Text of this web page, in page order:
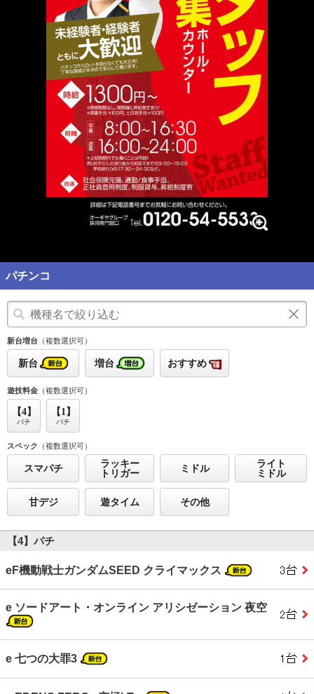
パチンコ
新台増台 （複数選択可）
新台 増台 おすすめ
遊技料金 （複数選択可）
【4】
パチ
【1】
パチ
スペック （複数選択可）
スマパチ
ラッキー
トリガー
ミドル
ライト
ミドル
甘デジ 遊タイム その他
【4】パチ
eF機動戦士ガンダムSEED クライマックス
e ソードアート・オンライン アリシゼーション 夜空
e 七つの大罪3